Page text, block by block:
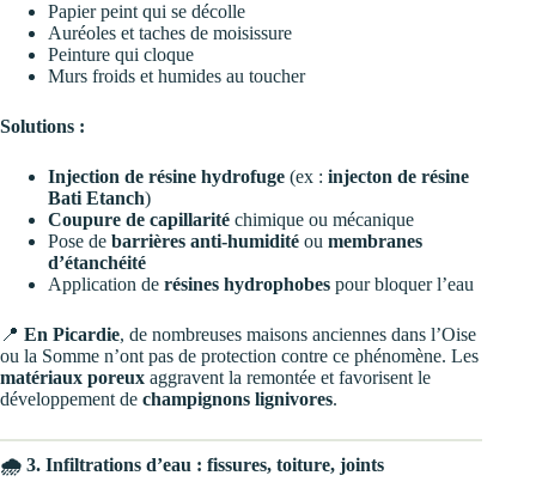
Papier peint qui se décolle
Auréoles et taches de moisissure
Peinture qui cloque
Murs froids et humides au toucher
Solutions :
Injection de résine hydrofuge (ex : injecton de résine
Bati Etanch)
Coupure de capillarité chimique ou mécanique
Pose de barrières anti-humidité ou membranes
d’étanchéité
Application de résines hydrophobes pour bloquer l’eau
📍 En Picardie, de nombreuses maisons anciennes dans l’Oise
ou la Somme n’ont pas de protection contre ce phénomène. Les
matériaux poreux aggravent la remontée et favorisent le
développement de champignons lignivores.
🌧️ 3. Infiltrations d’eau : fissures, toiture, joints